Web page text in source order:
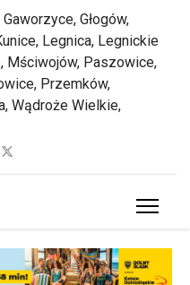
Głogów,
Legnica, Legnickie
Mściwojów, Paszowice,
Przemków,
Wądroże Wielkie,